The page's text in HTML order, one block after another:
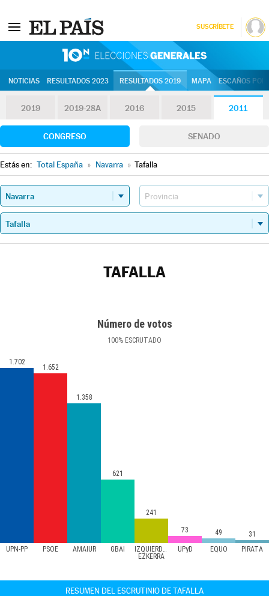
SUSCRÍBETE
NOTICIAS RESULTADOS 2023 RESULTADOS 2019 MAPA ESCAÑOS
2019 2019-28A 2016 2015 2011
CONGRESO SENADO
Estás en: Total España » Navarra » Tafalla
TAFALLA
Número de votos
100% ESCRUTADO
UPN-PP PSOE AMAIUR GBAI
IZQUIERDA-
EZKERRA
UPyD EQUO PIRATA
1.702
1.652
1.358
621
241
73 49 31
RESUMEN DEL ESCRUTINIO DE TAFALLA